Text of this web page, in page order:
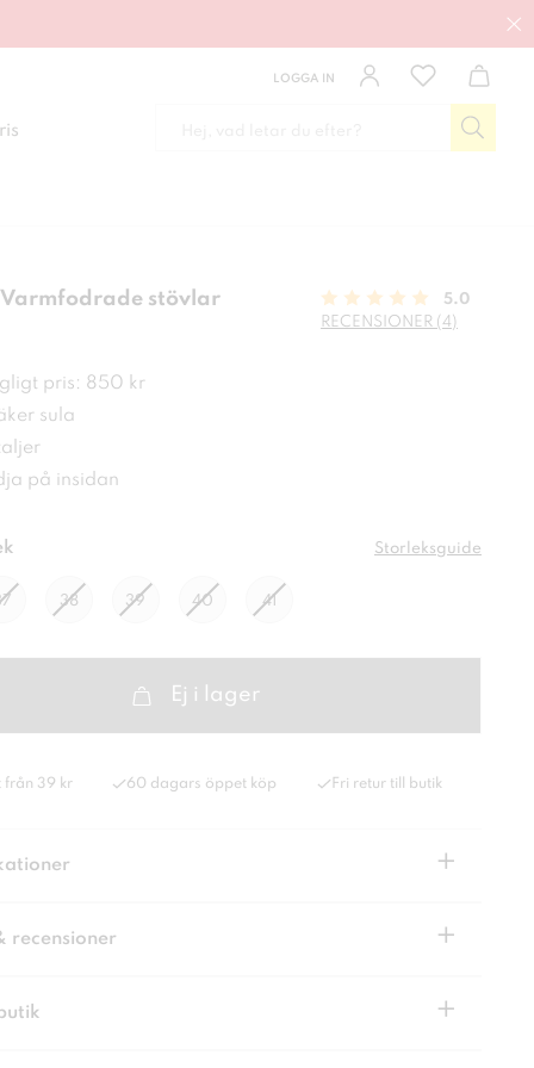
LOGGA IN
Varmfodrade stövlar
5.0
RECENSIONER (4)
pris: 850 kr
sula
på insidan
Storleksguide
38 39 40 41
Ej i lager
från 39 kr 60 dagars öppet köp Fri retur till butik
+
recensioner +
+